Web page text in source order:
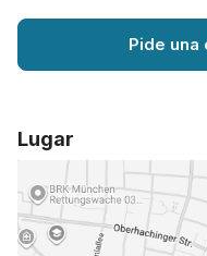
Pide una
Lugar